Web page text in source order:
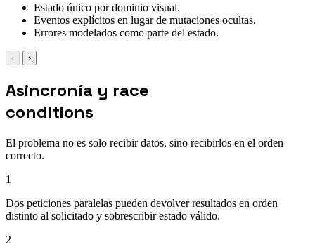
Estado único por dominio visual.
Eventos explícitos en lugar de mutaciones ocultas.
Errores modelados como parte del estado.
‹ ›
Asincronía y race
conditions
El problema no es solo recibir datos, sino recibirlos en el orden
correcto.
1
Dos peticiones paralelas pueden devolver resultados en orden
distinto al solicitado y sobrescribir estado válido.
2